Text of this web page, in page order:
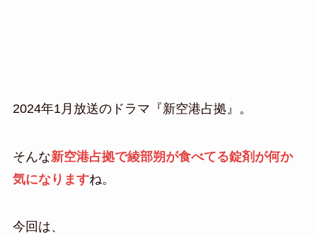
2024年1月放送のドラマ『新空港占拠』。
そんな新空港占拠で綾部朔が食べてる錠剤が何か
気になりますね。
今回は、